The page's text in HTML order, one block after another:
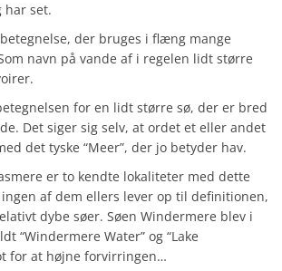
har set.
der bruges i flæng mange
navn på vande af i regelen lidt større
for en lidt større sø, der er bred
Det siger sig selv, at ordet et eller andet
det tyske “Meer”, der jo betyder hav.
er to kendte lokaliteter med dette
af dem ellers lever op til definitionen,
dybe søer. Søen Windermere blev i
“Windermere Water” og “Lake
for at højne forvirringen…